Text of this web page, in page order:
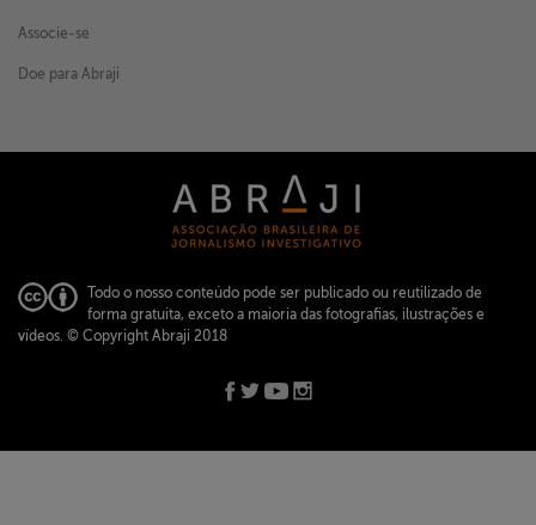
Associe-se
Doe para Abraji
Todo o nosso conteúdo pode ser publicado ou reutilizado de
forma gratuita, exceto a maioria das fotografias, ilustrações e
vídeos. © Copyright Abraji 2018